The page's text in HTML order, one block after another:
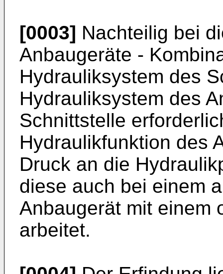
[0003] Nachteilig bei
Anbaugeräte -
Hydrauliksystem des
Hydrauliksystem des
Schnittstelle
Hydraulikfunktion des
Druck an die
diese auch bei einem
Anbaugerät mit einem
arbeitet.